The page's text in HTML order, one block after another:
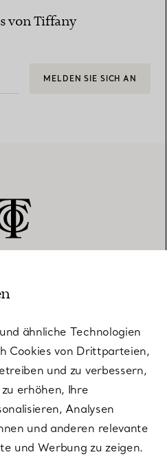
von Tiffany
MELDEN SIE SICH AN
ähnliche Technologien
Cookies von Drittparteien,
und zu verbessern,
erhöhen, Ihre
Analysen
und anderen relevante
und Werbung zu zeigen.